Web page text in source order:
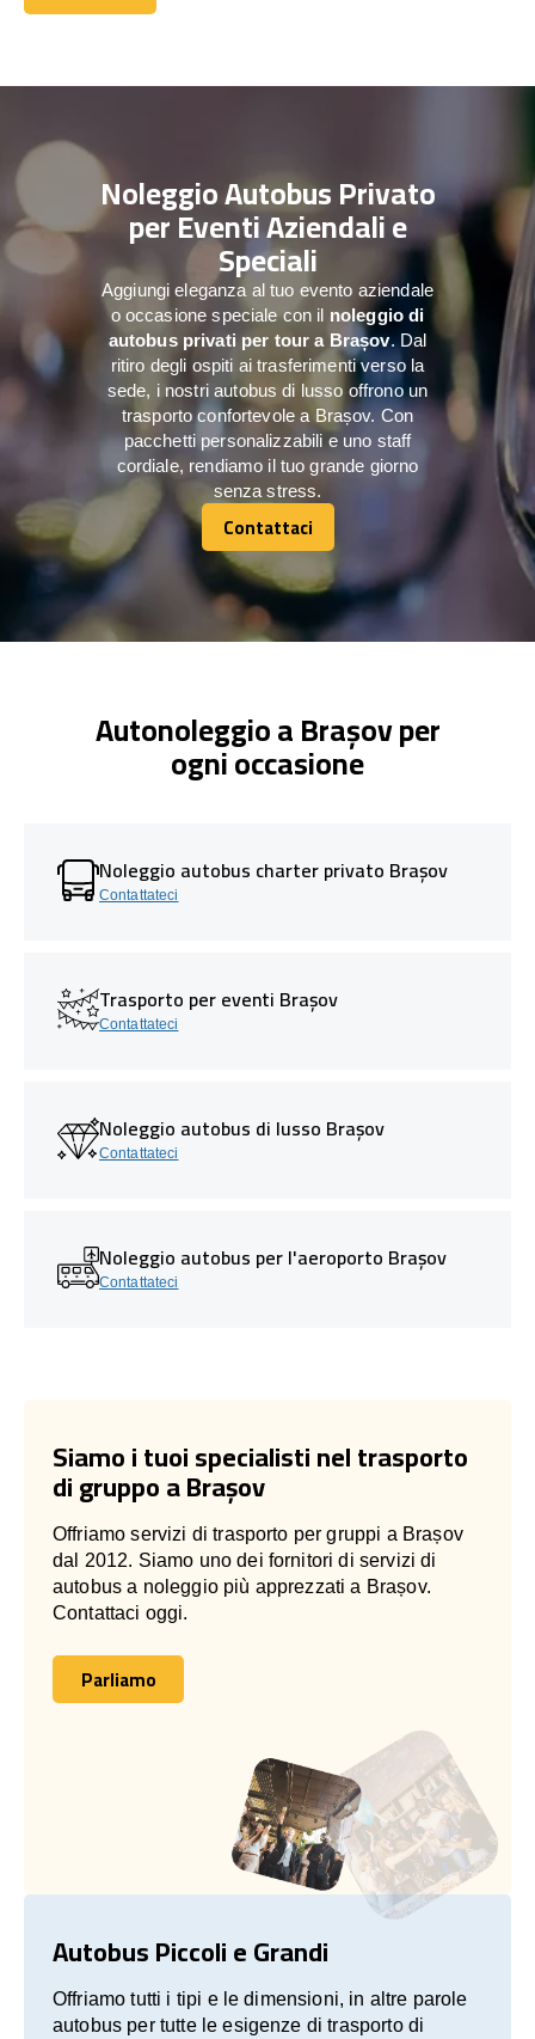
Contattaci
Noleggio Autobus Privato
per Eventi Aziendali e
Speciali
Aggiungi eleganza al tuo evento aziendale
o occasione speciale con il noleggio di
autobus privati per tour a Brașov. Dal
ritiro degli ospiti ai trasferimenti verso la
sede, i nostri autobus di lusso offrono un
trasporto confortevole a Brașov. Con
pacchetti personalizzabili e uno staff
cordiale, rendiamo il tuo grande giorno
senza stress.
Contattaci
Contattaci
Autonoleggio a Brașov per
ogni occasione
Noleggio autobus charter privato Brașov
Contattateci
Trasporto per eventi Brașov
Contattateci
Noleggio autobus di lusso Brașov
Contattateci
Noleggio autobus per l'aeroporto Brașov
Contattateci
Siamo i tuoi specialisti nel trasporto
di gruppo a Brașov
Offriamo servizi di trasporto per gruppi a Brașov
dal 2012. Siamo uno dei fornitori di servizi di
autobus a noleggio più apprezzati a Brașov.
Contattaci oggi.
Parliamo
Parliamo
Autobus Piccoli e Grandi
Offriamo tutti i tipi e le dimensioni, in altre parole
autobus per tutte le esigenze di trasporto di